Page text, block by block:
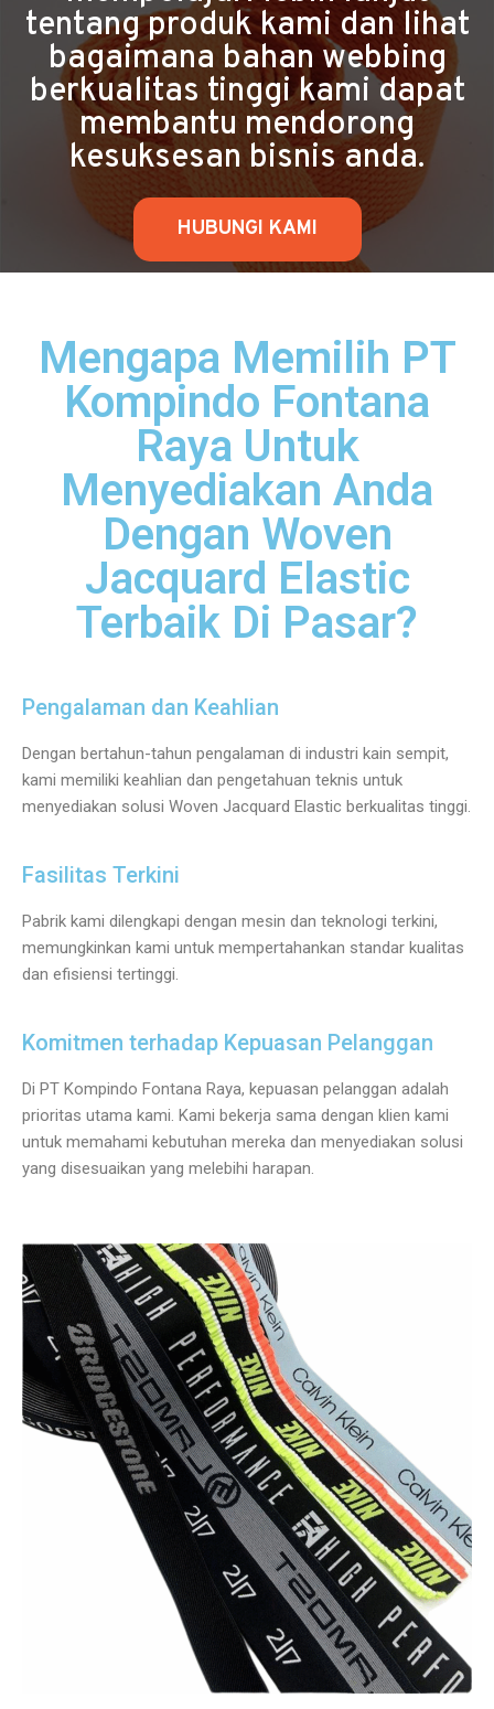
tentang produk kami dan lihat
bagaimana bahan webbing
berkualitas tinggi kami dapat
membantu mendorong
kesuksesan bisnis anda.
HUBUNGI KAMI
Mengapa Memilih PT
Kompindo Fontana
Raya Untuk
Menyediakan Anda
Dengan Woven
Jacquard Elastic
Terbaik Di Pasar?
Pengalaman dan Keahlian
Dengan bertahun-tahun pengalaman di industri kain sempit,
kami memiliki keahlian dan pengetahuan teknis untuk
menyediakan solusi Woven Jacquard Elastic berkualitas tinggi.
Fasilitas Terkini
Pabrik kami dilengkapi dengan mesin dan teknologi terkini,
memungkinkan kami untuk mempertahankan standar kualitas
dan efisiensi tertinggi.
Komitmen terhadap Kepuasan Pelanggan
Di PT Kompindo Fontana Raya, kepuasan pelanggan adalah
prioritas utama kami. Kami bekerja sama dengan klien kami
untuk memahami kebutuhan mereka dan menyediakan solusi
yang disesuaikan yang melebihi harapan.